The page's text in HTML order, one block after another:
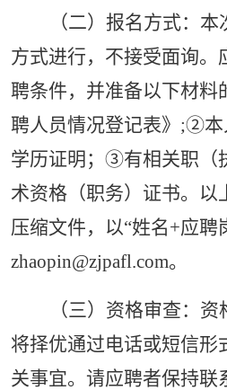
（二）报名方式：
方式进行，不接受面询。
聘条件，并准备以下材料
聘人员情况登记表》;②本
学历证明；③有相关职（
术资格（职务）证书。以
压缩文件，以“姓名+应聘
zhaopin@zjpafl.com。
（三）资格审查：资
将择优通过电话或短信形
关事宜。请应聘者保持联